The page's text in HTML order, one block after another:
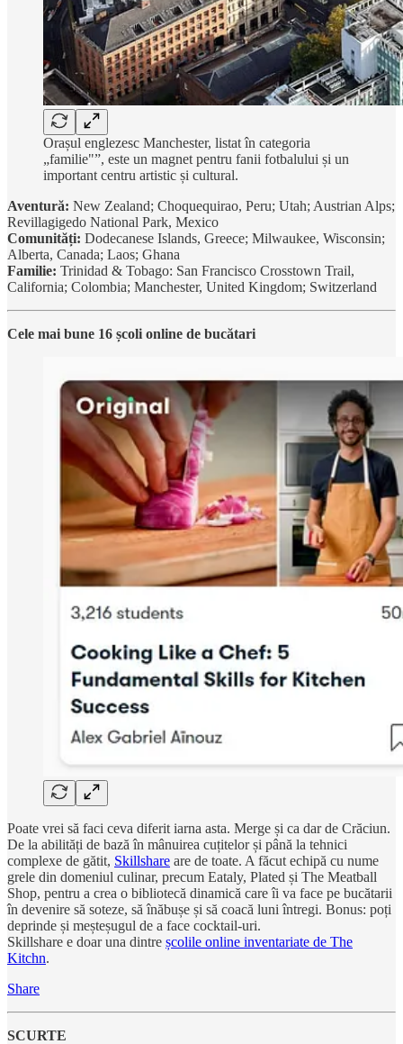
Orașul englezesc Manchester, listat în categoria
„familie"”, este un magnet pentru fanii fotbalului și un
important centru artistic și cultural.
Aventură: New Zealand; Choquequirao, Peru; Utah; Austrian Alps;
Revillagigedo National Park, Mexico
Comunități: Dodecanese Islands, Greece; Milwaukee, Wisconsin;
Alberta, Canada; Laos; Ghana
Familie: Trinidad & Tobago: San Francisco Crosstown Trail,
California; Colombia; Manchester, United Kingdom; Switzerland
Cele mai bune 16 școli online de bucătari
Poate vrei să faci ceva diferit iarna asta. Merge și ca dar de Crăciun.
De la abilități de bază în mânuirea cuțitelor și până la tehnici
complexe de gătit, Skillshare are de toate. A făcut echipă cu nume
grele din domeniul culinar, precum Eataly, Plated și The Meatball
Shop, pentru a crea o bibliotecă dinamică care îi va face pe bucătarii
în devenire să soteze, să înăbușe și să coacă luni întregi. Bonus: poți
deprinde și meșteșugul de a face cocktail-uri.
Skillshare e doar una dintre școlile online inventariate de The
Kitchn.
Share
SCURTE